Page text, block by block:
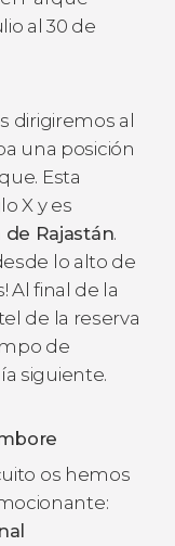
al 30 de
dirigiremos al
una posición
Esta
X y es
de Rajastán.
lo alto de
Al final de la
de la reserva
de
siguiente.
os hemos